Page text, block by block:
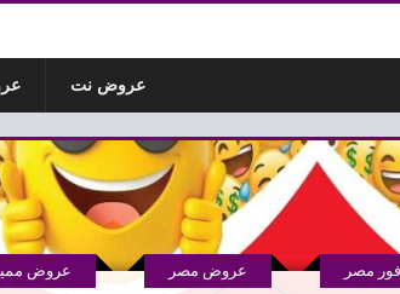
عروض نت
مصر عروض مصر عروض